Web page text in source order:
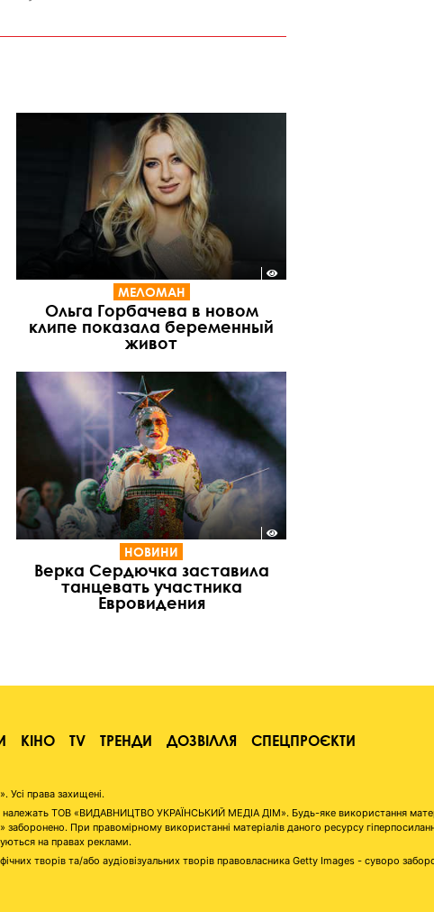
МЕЛОМАН
Ольга Горбачева в новом
клипе показала беременный
живот
НОВИНИ
Верка Сердючка заставила
танцевать участника
Евровидения
КІНО TV ТРЕНДИ ДОЗВІЛЛЯ СПЕЦПРОЄКТИ
права захищені.
належать ТОВ «ВИДАВНИЦТВО УКРАЇНСЬКИЙ МЕДІА ДІМ». Будь-яке використання
При правомірному використанні матеріалів даного ресурсу
на правах реклами.
творів та/або аудіовізуальних творів правовласника Getty Images - суворо